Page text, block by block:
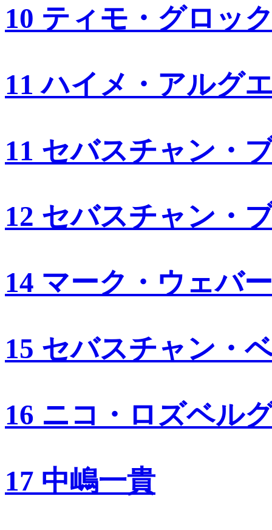
10 ティモ・グロッ
11 ハイメ・アルグ
11 セバスチャン・
12 セバスチャン・
14 マーク・ウェバー
15 セバスチャン・
16 ニコ・ロズベル
17 中嶋一貴